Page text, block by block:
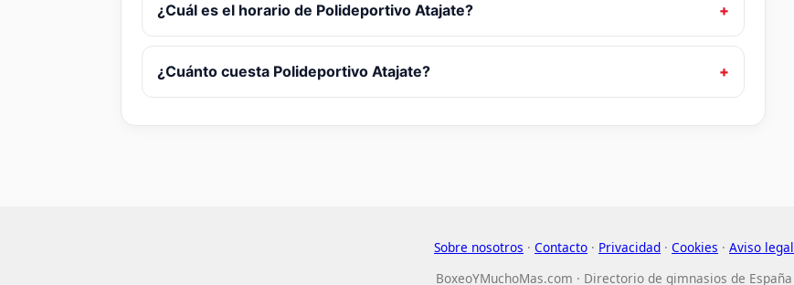
¿Cuál es el horario de Polideportivo Atajate?
¿Cuánto cuesta Polideportivo Atajate?
Sobre nosotros · Contacto · Privacidad · Cookies · Aviso legal
BoxeoYMuchoMas.com · Directorio de gimnasios de España